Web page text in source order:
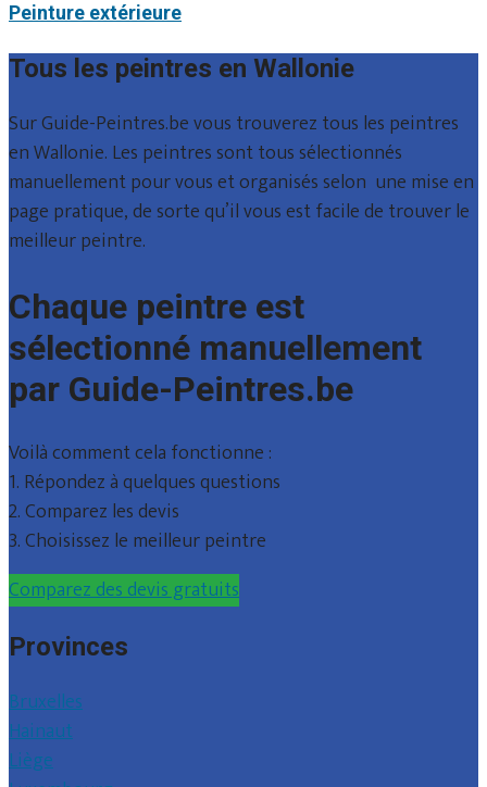
Peinture extérieure
Tous les peintres en Wallonie
Sur Guide-Peintres.be vous trouverez tous les peintres
en Wallonie. Les peintres sont tous sélectionnés
manuellement pour vous et organisés selon une mise en
page pratique, de sorte qu’il vous est facile de trouver le
meilleur peintre.
Chaque peintre est
sélectionné manuellement
par Guide-Peintres.be
Voilà comment cela fonctionne :
1. Répondez à quelques questions
2. Comparez les devis
3. Choisissez le meilleur peintre
Comparez des devis gratuits
Provinces
Bruxelles
Hainaut
Liège